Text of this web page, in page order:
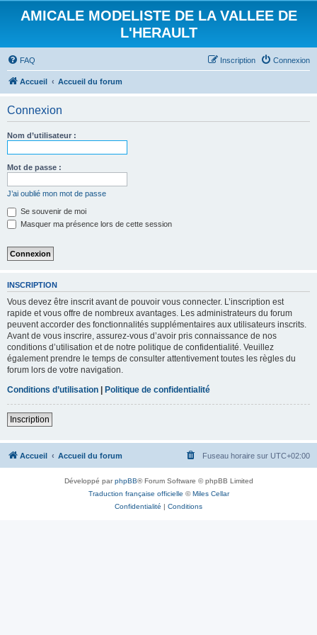
AMICALE MODELISTE DE LA VALLEE DE
L'HERAULT
FAQ Connexion
Inscription
Accueil Accueil du forum
Connexion
Nom d’utilisateur :
Mot de passe :
J’ai oublié mon mot de passe
Se souvenir de moi
Masquer ma présence lors de cette session
INSCRIPTION
Vous devez être inscrit avant de pouvoir vous connecter. L’inscription est
rapide et vous offre de nombreux avantages. Les administrateurs du forum
peuvent accorder des fonctionnalités supplémentaires aux utilisateurs inscrits.
Avant de vous inscrire, assurez-vous d’avoir pris connaissance de nos
conditions d’utilisation et de notre politique de confidentialité. Veuillez
également prendre le temps de consulter attentivement toutes les règles du
forum lors de votre navigation.
Conditions d’utilisation | Politique de confidentialité
Inscription
Accueil Accueil du forum Fuseau horaire sur UTC+02:00
Développé parphpBB® Forum Software © phpBB Limited
Traduction française officielle ©Miles Cellar
Confidentialité | Conditions